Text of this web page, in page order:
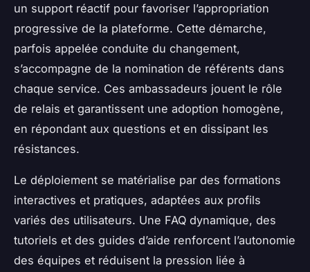
un support réactif pour favoriser l’appropriation
progressive de la plateforme. Cette démarche,
parfois appelée conduite du changement,
s’accompagne de la nomination de référents dans
chaque service. Ces ambassadeurs jouent le rôle
de relais et garantissent une adoption homogène,
en répondant aux questions et en dissipant les
résistances.
Le déploiement se matérialise par des formations
interactives et pratiques, adaptées aux profils
variés des utilisateurs. Une FAQ dynamique, des
tutoriels et des guides d’aide renforcent l’autonomie
des équipes et réduisent la pression liée à